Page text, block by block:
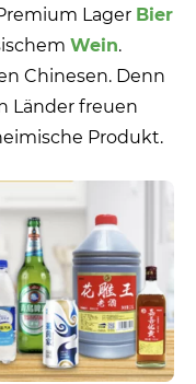
Lager Bier
Wein.
Chinesen. Denn
Länder freuen
Produkt.